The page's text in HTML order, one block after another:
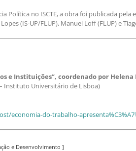
Política no ISCTE, a obra foi publicada
(IS-UP/FLUP), Manuel Loff (FLUP) e
e Instituições”, coordenado por Helena
Instituto Universitário de Lisboa)
economia-do-trabalho-
e Desenvolvimento ]